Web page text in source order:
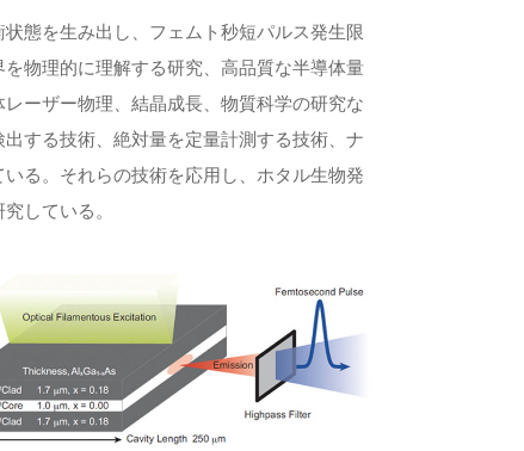
態を生み出し、フェムト秒短パルス発生限
物理的に理解する研究、高品質な半導体量
ーザー物理、結晶成長、物質科学の研究な
する技術、絶対量を定量計測する技術、ナ
る。それらの技術を応用し、ホタル生物発
している。